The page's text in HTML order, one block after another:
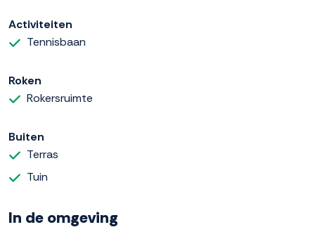
Activiteiten
Tennisbaan
Roken
Rokersruimte
Buiten
Terras
Tuin
In de omgeving